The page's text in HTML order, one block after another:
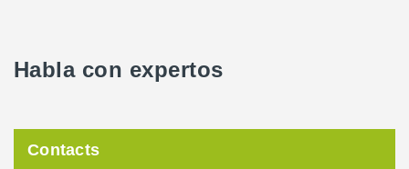
Habla con expertos
Contacts